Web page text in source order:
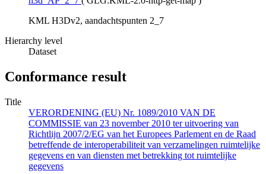
KML H3Dv2, aandachtspunten 2_7
Hierarchy level
Dataset
Conformance result
Title
VERORDENING (EU) Nr. 1089/2010 VAN DE
COMMISSIE van 23 november 2010 ter uitvoering van
Richtlijn 2007/2/EG van het Europees Parlement en de Raad
betreffende de interoperabiliteit van verzamelingen ruimtelijke
gegevens en van diensten met betrekking tot ruimtelijke
gegevens